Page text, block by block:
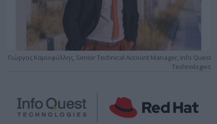
Γιώργος Καριοφύλλης, Senior Technical Account Manager, Info Quest
Technologies